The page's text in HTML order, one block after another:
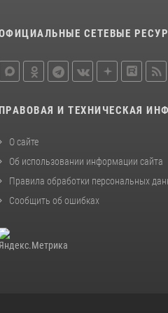
НАЧАЛЬНИК
СЕТЕВЫЕ
ПРАВОВАЯ И ТЕХНИЧЕСКАЯ
О сайте
Об использовании информации сайта
Правила обработки персональных
Сообщить об ошибках